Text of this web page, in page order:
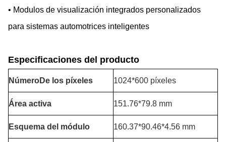
• Modulos de visualización integrados personalizados
para sistemas automotrices inteligentes
Especificaciones del producto
NúmeroDe los píxeles 1024*600 píxeles
Área activa 151.76*79.8 mm
Esquema del módulo 160.37*90.46*4.56 mm